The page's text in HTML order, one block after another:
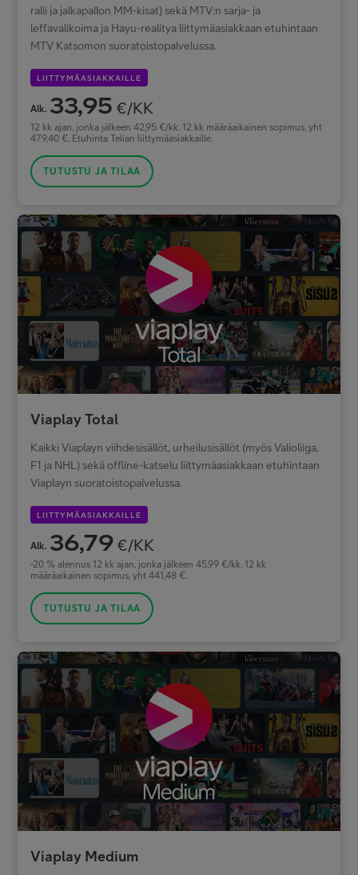
ralli ja jalkapallon MM-kisat) sekä MTV:n sarja- ja
leffavalikoima ja Hayu-realitya liittymäasiakkaan etuhintaan
MTV Katsomon suoratoistopalvelussa.
LIITTYMÄASIAKKAILLE
Alk. 33,95 €/KK
12 kk ajan, jonka jälkeen 42,95 €/kk. 12 kk määräaikainen sopimus, yht
479,40 €. Etuhinta Telian liittymäasiakkaille.
TUTUSTU JA TILAA
Viaplay Total
Kaikki Viaplayn viihdesisällöt, urheilusisällöt (myös Valioliiga,
F1 ja NHL) sekä offline-katselu liittymäasiakkaan etuhintaan
Viaplayn suoratoistopalvelussa.
LIITTYMÄASIAKKAILLE
Alk. 36,79 €/KK
-20 % alennus 12 kk ajan, jonka jälkeen 45,99 €/kk. 12 kk
määräaikainen sopimus, yht 441,48 €.
TUTUSTU JA TILAA
Viaplay Medium